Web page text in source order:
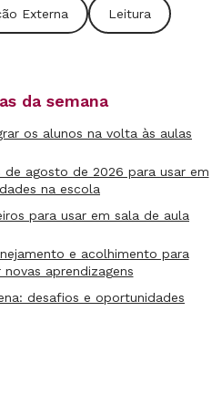
o aluno precisa
tipo de representação
inferir que Mumbai é o
e que a ação se
Externa Leitura
da semana
os alunos na volta às aulas
de agosto de 2026 para usar em
na escola
para usar em sala de aula
e acolhimento para
aprendizagens
desafios e oportunidades